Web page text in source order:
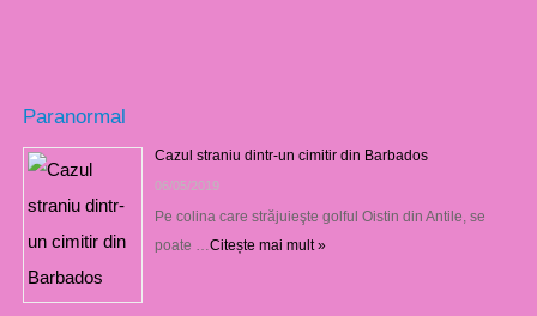
Paranormal
Cazul straniu dintr-un cimitir din Barbados
06/05/2019
Pe colina care străjuieşte golful Oistin din Antile, se
poate … Citește mai mult »